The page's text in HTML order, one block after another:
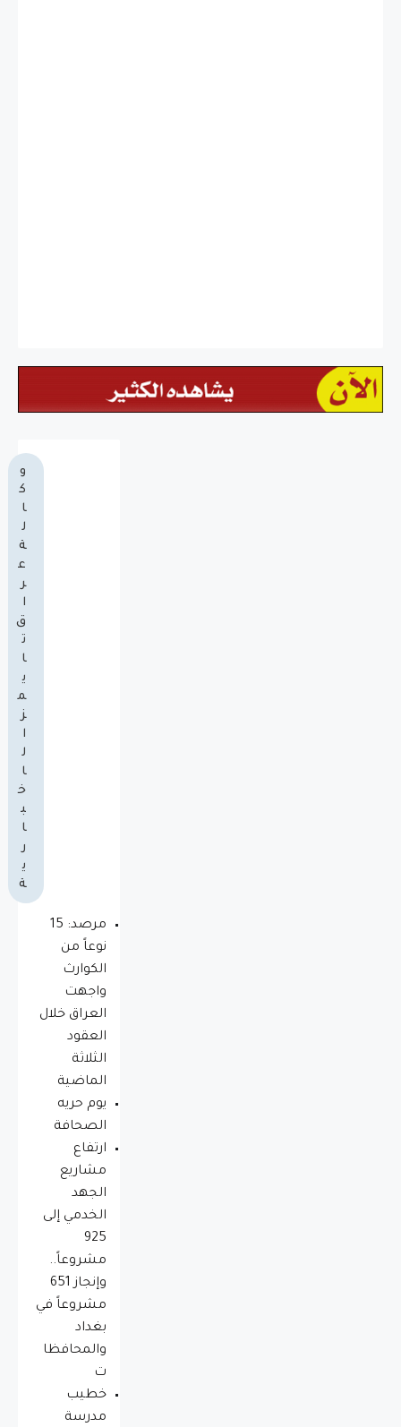
و
ك
ا
ل
ة
ع
ر
ا
ق
ت
ا
ي
م
ز
ا
ل
ا
خ
ب
ا
ر
ي
ة
مرصد: 15
نوعاً من
الكوارث
واجهت
العراق خلال
العقود
الثلاثة
الماضية
يوم حريه
الصحافة
ارتفاع
مشاريع
الجهد
الخدمي إلى
925
مشروعاً..
وإنجاز 651
مشروعاً في
بغداد
والمحافظا
ت
خطيب
مدرسة